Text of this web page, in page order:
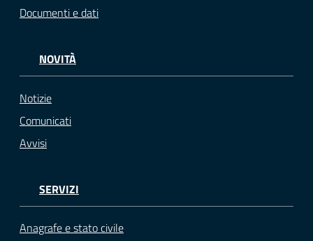
Documenti e dati
NOVITÀ
Notizie
Comunicati
Avvisi
SERVIZI
Anagrafe e stato civile